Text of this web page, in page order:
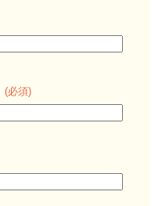
(必須)